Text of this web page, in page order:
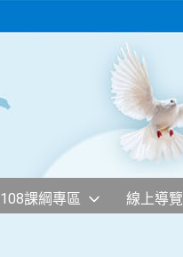
108課綱專區 線上導覽